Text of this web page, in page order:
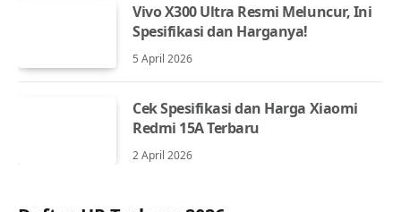
Vivo X300 Ultra Resmi Meluncur, Ini
Spesifikasi dan Harganya!
5 April 2026
Cek Spesifikasi dan Harga Xiaomi
Redmi 15A Terbaru
2 April 2026